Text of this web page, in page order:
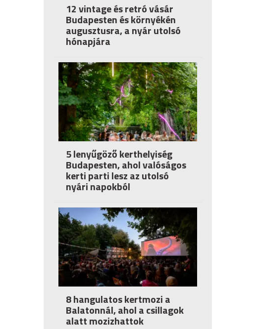
12 vintage és retró vásár
Budapesten és környékén
augusztusra, a nyár utolsó
hónapjára
5 lenyűgöző kerthelyiség
Budapesten, ahol valóságos
kerti parti lesz az utolsó
nyári napokból
8 hangulatos kertmozi a
Balatonnál, ahol a csillagok
alatt mozizhattok